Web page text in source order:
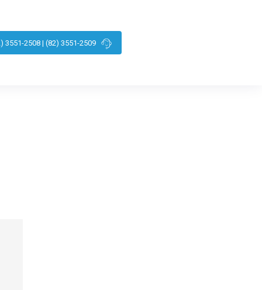
3551-2508 | (82) 3551-2509